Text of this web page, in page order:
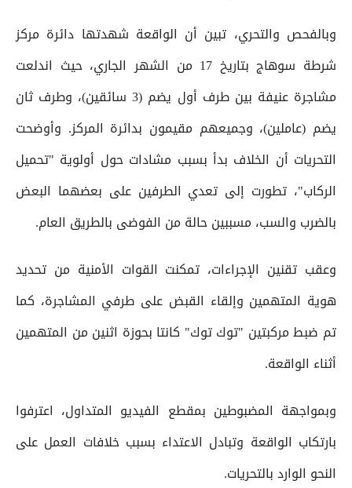
وبالفحص والتحري، تبين أن الواقعة شهدتها دائرة مركز
شرطة سوهاج بتاريخ 17 من الشهر الجاري، حيث اندلعت
مشاجرة عنيفة بين طرف أول يضم (3 سائقين)، وطرف ثان
يضم (عاملين)، وجميعهم مقيمون بدائرة المركز. وأوضحت
التحريات أن الخلاف بدأ بسبب مشادات حول أولوية "تحميل
الركاب"، تطورت إلى تعدي الطرفين على بعضهما البعض
بالضرب والسب، مسببين حالة من الفوضى بالطريق العام.
وعقب تقنين الإجراءات، تمكنت القوات الأمنية من تحديد
هوية المتهمين وإلقاء القبض على طرفي المشاجرة، كما
تم ضبط مركبتين "توك توك" كانتا بحوزة اثنين من المتهمين
أثناء الواقعة.
وبمواجهة المضبوطين بمقطع الفيديو المتداول، اعترفوا
بارتكاب الواقعة وتبادل الاعتداء بسبب خلافات العمل على
النحو الوارد بالتحريات.